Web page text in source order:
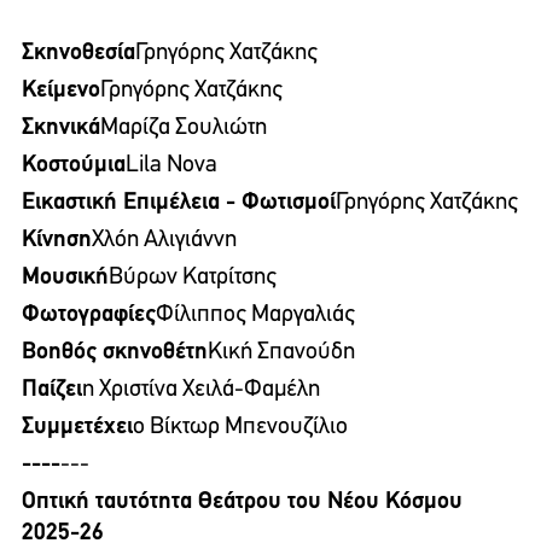
ΣκηνοθεσίαΓρηγόρης Χατζάκης
ΚείμενοΓρηγόρης Χατζάκης
ΣκηνικάΜαρίζα Σουλιώτη
ΚοστούμιαLila Nova
Εικαστική Επιμέλεια - ΦωτισμοίΓρηγόρης Χατζάκης
ΚίνησηΧλόη Αλιγιάννη
ΜουσικήΒύρων Κατρίτσης
ΦωτογραφίεςΦίλιππος Μαργαλιάς
Βοηθός σκηνοθέτηΚική Σπανούδη
Παίζειη Χριστίνα Χειλά-Φαμέλη
Συμμετέχειο Βίκτωρ Μπενουζίλιο
-------
Οπτική ταυτότητα Θεάτρου του Νέου Κόσμου
2025-26